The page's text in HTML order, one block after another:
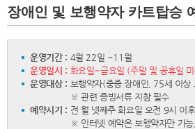
장애인 및 보행약자 카트탑승
운영기간 : 4월 22일 ~11월
운영일시 : 화요일~금요일 (주말 및 공휴일
운영대상 : 보행약자(중증 장애인, 75세 이상
※ 관련 증빙서류 지참 필수
예약시기 : 전 월 넷째주 화요일 오전 9시 이
※ 인터넷 예약은 보행약자만 가